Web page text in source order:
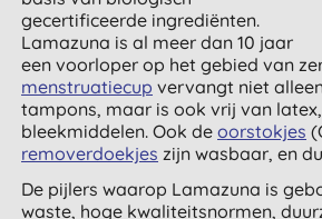
gecertificeerde ingrediënten.
Lamazuna is al meer dan 10 jaar
een voorloper op het gebied van
menstruatiecup vervangt niet
tampons, maar is ook vrij van
bleekmiddelen. Ook deoorstokjes
removerdoekjes zijn wasbaar, en
De pijlers waarop Lamazuna is
waste, hoge kwaliteitsnormen,